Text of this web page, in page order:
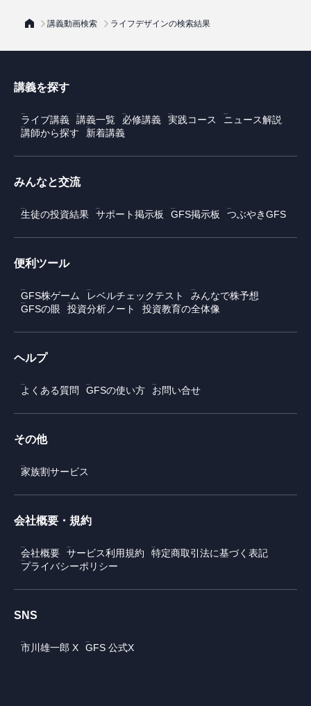
講義動画検索 ライフデザインの検索結果
講義を探す
ライブ講義 講義一覧 必修講義 実践コース
ニュース解説
講師から探す
新着講義
みんなと交流
生徒の投資結果 サポート掲示板 GFS掲示板 つぶやきGFS
便利ツール
GFS株ゲーム レベルチェックテスト
みんなで株予想
GFSの眼
投資分析ノート 投資教育の全体像
ヘルプ
よくある質問 GFSの使い方 お問い合せ
その他
家族割サービス
会社概要・規約
会社概要 サービス利用規約
特定商取引法に基づく表記
プライバシーポリシー
SNS
市川雄一郎 X GFS 公式X